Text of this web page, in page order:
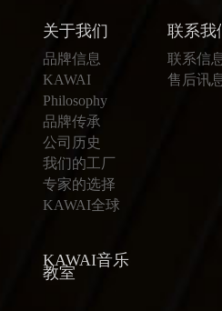
关于我们
品牌信息
KAWAI
Philosophy
品牌传承
公司历史
我们的工厂
专家的选择
KAWAI全球
联系我
联系信
售后讯
KAWAI音乐
教室